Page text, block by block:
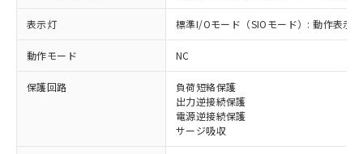
表示灯 標準I/Oモード（SIOモード）: 動作表示
動作モード NC
保護回路
負荷短絡保護
出力逆接続保護
電源逆接続保護
サージ吸収
※1 対応状況
対応済み：EU RoHS指令（10物質）の
非含有に対応した製品が提供可能な商品で